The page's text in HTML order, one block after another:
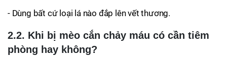
- Dùng bất cứ loại lá nào đắp lên vết thương.
2.2. Khi bị mèo cắn chảy máu có cần tiêm
phòng hay không?